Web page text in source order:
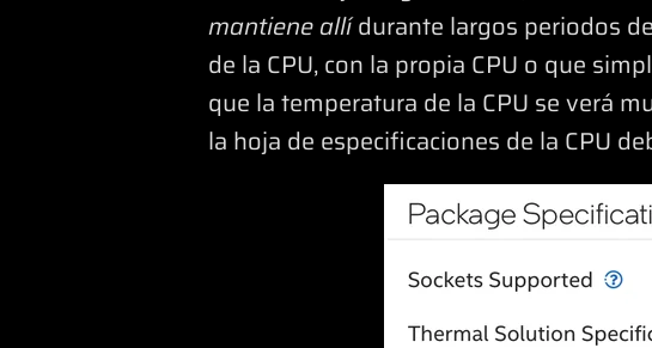
mantiene allídurante largos periodos
de la CPU, con la propia CPU o que
que la temperatura de la CPU se verá
la hoja de especificaciones de la CPU